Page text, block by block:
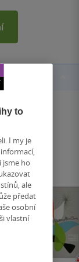
to
I my je
jsme ho
ale
předat
osobní
vlastní